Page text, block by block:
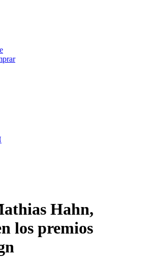
Hahn,
los premios